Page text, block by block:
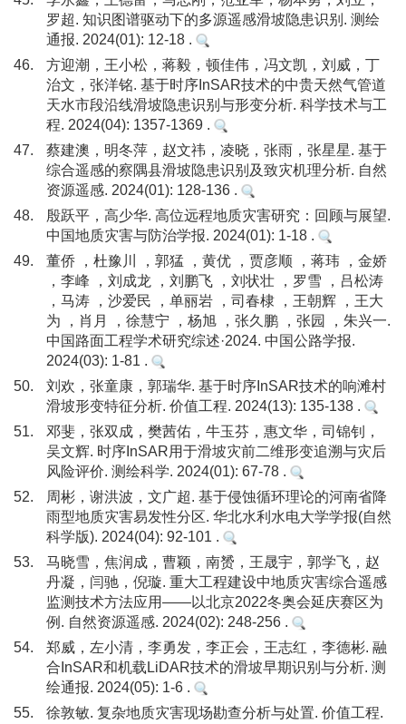
罗超. 知识图谱驱动下的多源遥感滑坡隐患识别. 测绘
通报. 2024(01): 12-18 .
46.
方迎潮，王小松，蒋毅，顿佳伟，冯文凯，刘威，丁
治文，张洋铭. 基于时序InSAR技术的中贵天然气管道
天水市段沿线滑坡隐患识别与形变分析. 科学技术与工
程. 2024(04): 1357-1369 .
47.
蔡建澳，明冬萍，赵文祎，凌晓，张雨，张星星. 基于
综合遥感的察隅县滑坡隐患识别及致灾机理分析. 自然
资源遥感. 2024(01): 128-136 .
48.
殷跃平，高少华. 高位远程地质灾害研究：回顾与展望.
中国地质灾害与防治学报. 2024(01): 1-18 .
49.
董侨 ，杜豫川 ，郭猛 ，黄优 ，贾彦顺 ，蒋玮 ，金娇
，李峰 ，刘成龙 ，刘鹏飞 ，刘状壮 ，罗雪 ，吕松涛
，马涛 ，沙爱民 ，单丽岩 ，司春棣 ，王朝辉 ，王大
为 ，肖月 ，徐慧宁 ，杨旭 ，张久鹏 ，张园 ，朱兴一.
中国路面工程学术研究综述·2024. 中国公路学报.
2024(03): 1-81 .
50.
刘欢，张童康，郭瑞华. 基于时序InSAR技术的响滩村
滑坡形变特征分析. 价值工程. 2024(13): 135-138 .
51.
邓斐，张双成，樊茜佑，牛玉芬，惠文华，司锦钊，
吴文辉. 时序InSAR用于滑坡灾前二维形变追溯与灾后
风险评价. 测绘科学. 2024(01): 67-78 .
52.
周彬，谢洪波，文广超. 基于侵蚀循环理论的河南省降
雨型地质灾害易发性分区. 华北水利水电大学学报(自然
科学版). 2024(04): 92-101 .
53.
马晓雪，焦润成，曹颖，南赟，王晟宇，郭学飞，赵
丹凝，闫驰，倪璇. 重大工程建设中地质灾害综合遥感
监测技术方法应用——以北京2022冬奥会延庆赛区为
例. 自然资源遥感. 2024(02): 248-256 .
54.
郑威，左小清，李勇发，李正会，王志红，李德彬. 融
合InSAR和机载LiDAR技术的滑坡早期识别与分析. 测
绘通报. 2024(05): 1-6 .
55.
徐敦敏. 复杂地质灾害现场勘查分析与处置. 价值工程.